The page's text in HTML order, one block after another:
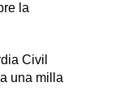
la
Civil
una milla